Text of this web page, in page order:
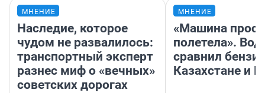
МНЕНИЕ
Наследие, которое
чудом не развалилось:
транспортный эксперт
разнес миф о «вечных»
советских дорогах
МНЕНИЕ
«Машина
полетела».
сравнил
Казахстане и